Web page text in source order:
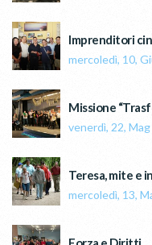
Imprenditori
mercoledì, 10,
Missione
venerdì, 22, Mag
Teresa, mite e
mercoledì, 13,